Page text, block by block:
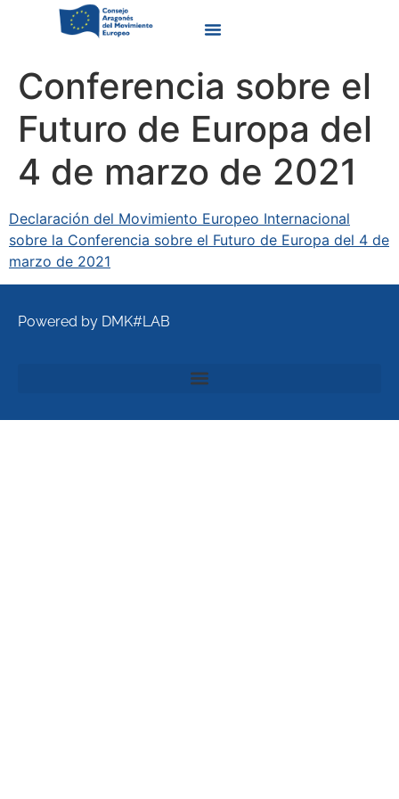
Conferencia sobre el
Futuro de Europa del
4 de marzo de 2021
Declaración del Movimiento Europeo Internacional
sobre la Conferencia sobre el Futuro de Europa del 4 de
marzo de 2021
Powered by DMK#LAB